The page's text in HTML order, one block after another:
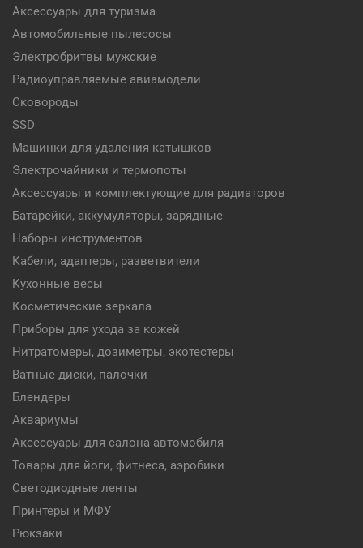
Аксессуары для туризма
Автомобильные пылесосы
Электробритвы мужские
Радиоуправляемые авиамодели
Сковороды
SSD
Машинки для удаления катышков
Электрочайники и термопоты
Аксессуары и комплектующие для радиаторов
Батарейки, аккумуляторы, зарядные
Наборы инструментов
Кабели, адаптеры, разветвители
Кухонные весы
Косметические зеркала
Приборы для ухода за кожей
Нитратомеры, дозиметры, экотестеры
Ватные диски, палочки
Блендеры
Аквариумы
Аксессуары для салона автомобиля
Товары для йоги, фитнеса, аэробики
Светодиодные ленты
Принтеры и МФУ
Рюкзаки